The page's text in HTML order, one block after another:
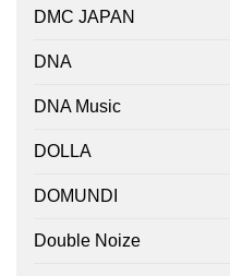
DMC JAPAN
DNA
DNA Music
DOLLA
DOMUNDI
Double Noize